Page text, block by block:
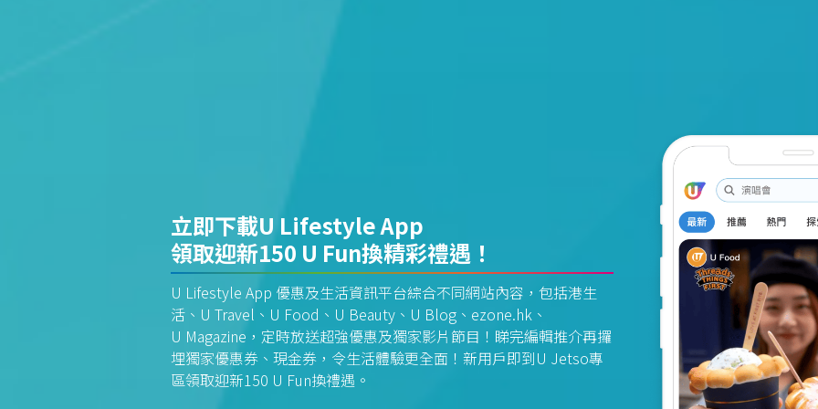
立即下載U Lifestyle App
領取迎新150 U Fun換精彩禮遇！
U Lifestyle App 優惠及生活資訊平台綜合不同網站內容，包括港生
活、U Travel、U Food、U Beauty、U Blog、ezone.hk、
U Magazine，定時放送超強優惠及獨家影片節目！睇完編輯推介再攞
埋獨家優惠券、現金券，令生活體驗更全面！新用戶即到U Jetso專
區領取迎新150 U Fun換禮遇。